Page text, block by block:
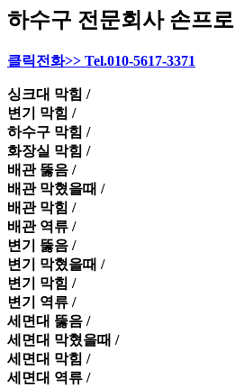
하수구 전문회사 손프로
클릭전화>> Tel.010-5617-3371
싱크대 막힘 /
변기 막힘 /
하수구 막힘 /
화장실 막힘 /
배관 뚫음 /
배관 막혔을때 /
배관 막힘 /
배관 역류 /
변기 뚫음 /
변기 막혔을때 /
변기 막힘 /
변기 역류 /
세면대 뚫음 /
세면대 막혔을때 /
세면대 막힘 /
세면대 역류 /